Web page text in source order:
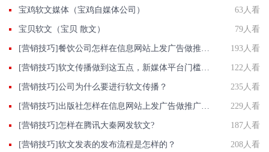
宝鸡软文媒体（宝鸡自媒体公司） 63人看
宝贝软文（宝贝 散文） 79人看
193人看
122人看
[营销技巧]公司为什么要进行软文传播？ 235人看
229人看
[营销技巧]怎样在腾讯大秦网发软文? 187人看
[营销技巧]软文发表的发布流程是怎样的？ 208人看